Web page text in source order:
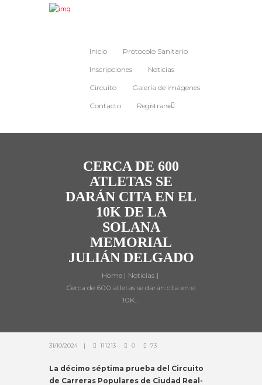
Inicio Protocolo Sanitario
Inscripciones Noticias
Circuito Galería de imágenes
Contacto Registrarse
CERCA DE 600
ATLETAS SE
DARÁN CITA EN EL
10K DE LA
SOLANA
MEMORIAL
JULIÁN DELGADO
Home
Noticias
Cerca de 600 atletas se darán cita en el
10K...
31/10/2024 111213 0 73
La décimo séptima prueba del Circuito
de Carreras Populares de Ciudad Real-